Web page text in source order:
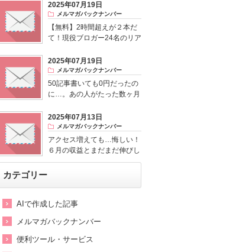
2025年07月19日
メルマガバックナンバー
【無料】2時間超えが２本だ
て！現役ブロガー24名のリア
2025年07月19日
メルマガバックナンバー
50記事書いても0円だったの
に…。あの人がたった数ヶ月
もらいました。
2025年07月13日
メルマガバックナンバー
アクセス増えても…悔しい！
６月の収益とまだまだ伸びし
ろがあるって話
カテゴリー
AIで作成した記事
メルマガバックナンバー
便利ツール・サービス